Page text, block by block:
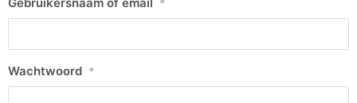
Gebruikersnaam of email *
Wachtwoord *